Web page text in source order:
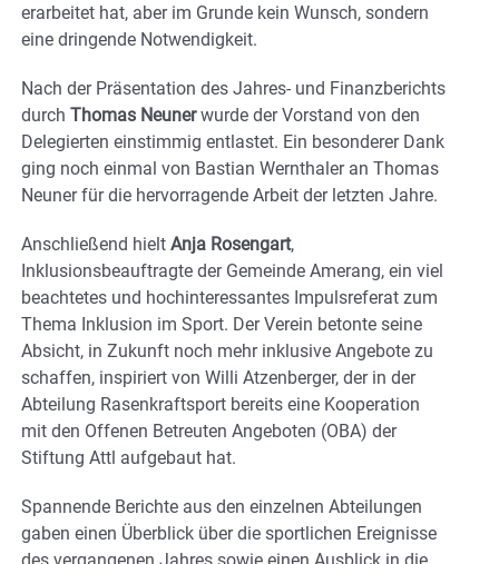
erarbeitet hat, aber im Grunde kein Wunsch, sondern
eine dringende Notwendigkeit.
Nach der Präsentation des Jahres- und Finanzberichts
durch Thomas Neunerwurde der Vorstand von den
Delegierten einstimmig entlastet. Ein besonderer Dank
ging noch einmal von Bastian Wernthaler an Thomas
Neuner für die hervorragende Arbeit der letzten Jahre.
Anschließend hielt Anja Rosengart,
Inklusionsbeauftragte der Gemeinde Amerang, ein viel
beachtetes und hochinteressantes Impulsreferat zum
Thema Inklusion im Sport. Der Verein betonte seine
Absicht, in Zukunft noch mehr inklusive Angebote zu
schaffen, inspiriert von Willi Atzenberger, der in der
Abteilung Rasenkraftsport bereits eine Kooperation
mit den Offenen Betreuten Angeboten (OBA) der
Stiftung Attl aufgebaut hat.
Spannende Berichte aus den einzelnen Abteilungen
gaben einen Überblick über die sportlichen Ereignisse